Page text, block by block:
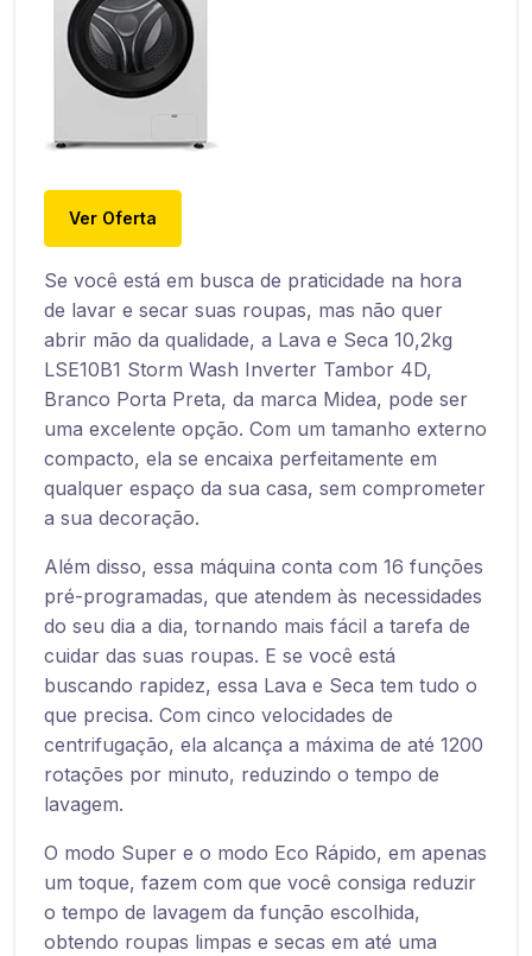
Ver Oferta
Se você está em busca de praticidade na hora
de lavar e secar suas roupas, mas não quer
abrir mão da qualidade, a Lava e Seca 10,2kg
LSE10B1 Storm Wash Inverter Tambor 4D,
Branco Porta Preta, da marca Midea, pode ser
uma excelente opção. Com um tamanho externo
compacto, ela se encaixa perfeitamente em
qualquer espaço da sua casa, sem comprometer
a sua decoração.
Além disso, essa máquina conta com 16 funções
pré-programadas, que atendem às necessidades
do seu dia a dia, tornando mais fácil a tarefa de
cuidar das suas roupas. E se você está
buscando rapidez, essa Lava e Seca tem tudo o
que precisa. Com cinco velocidades de
centrifugação, ela alcança a máxima de até 1200
rotações por minuto, reduzindo o tempo de
lavagem.
O modo Super e o modo Eco Rápido, em apenas
um toque, fazem com que você consiga reduzir
o tempo de lavagem da função escolhida,
obtendo roupas limpas e secas em até uma